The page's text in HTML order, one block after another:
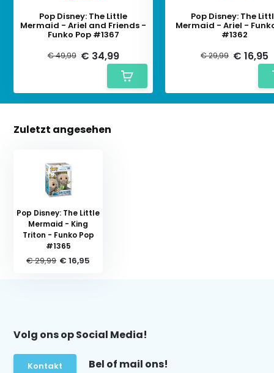
Pop Disney: The Little
Mermaid - Ariel and Friends -
Funko Pop #1367
€ 49,99 € 34,99
Pop Disney: The
Mermaid - Ariel -
#1362
€ 29,99 € 16,95
Zuletzt angesehen
Pop Disney: The Little
Mermaid - King
Triton - Funko Pop
#1365
€ 29,99 € 16,95
Volg ons op Social Media!
Kontakt Bel of mail ons!